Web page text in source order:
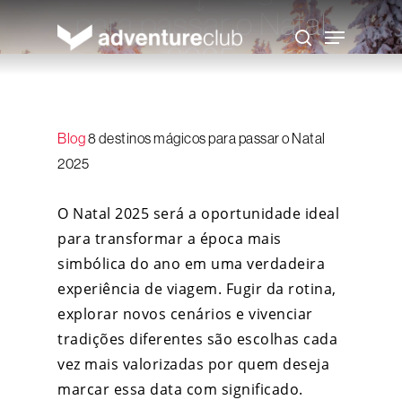
content
search
Menu
para passar o Natal
2025
Blog8 destinos mágicos para passar o Natal
2025
O Natal 2025 será a oportunidade ideal
para transformar a época mais
simbólica do ano em uma verdadeira
experiência de viagem. Fugir da rotina,
explorar novos cenários e vivenciar
tradições diferentes são escolhas cada
vez mais valorizadas por quem deseja
marcar essa data com significado.